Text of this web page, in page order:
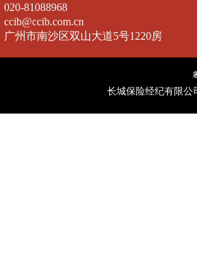
020-81088968
ccib@ccib.com.cn
广州市南沙区双山大道5号1220房
长城保险经纪有限公